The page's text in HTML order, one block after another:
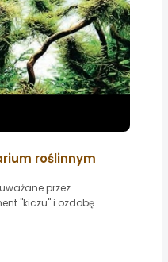
roślinnym
przez
"kiczu" i ozdobę